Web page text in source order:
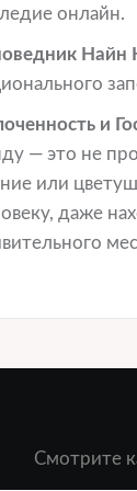
онлайн.
Найн
и
— это не
или
даже
Смотрите